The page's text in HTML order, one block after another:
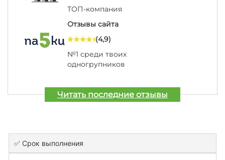
ТОП-компания
Отзывы сайта
(4,9)
№1 среди твоих
одногрупников
Читать последние отзывы
✅ Срок выполнения